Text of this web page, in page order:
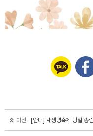
이전 [안내] 새생명축제 당일 송